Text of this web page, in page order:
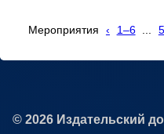
Мероприятия ‹ 1–6
© 2026 Издательский